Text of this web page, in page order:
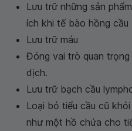
Lưu trữ những sản
ích khi tế bào hồng cầu
Lưu trữ máu
Đóng vai trò quan trọng
dịch.
Lưu trữ bạch cầu
Loại bỏ tiểu cầu cũ
như một hồ chứa cho